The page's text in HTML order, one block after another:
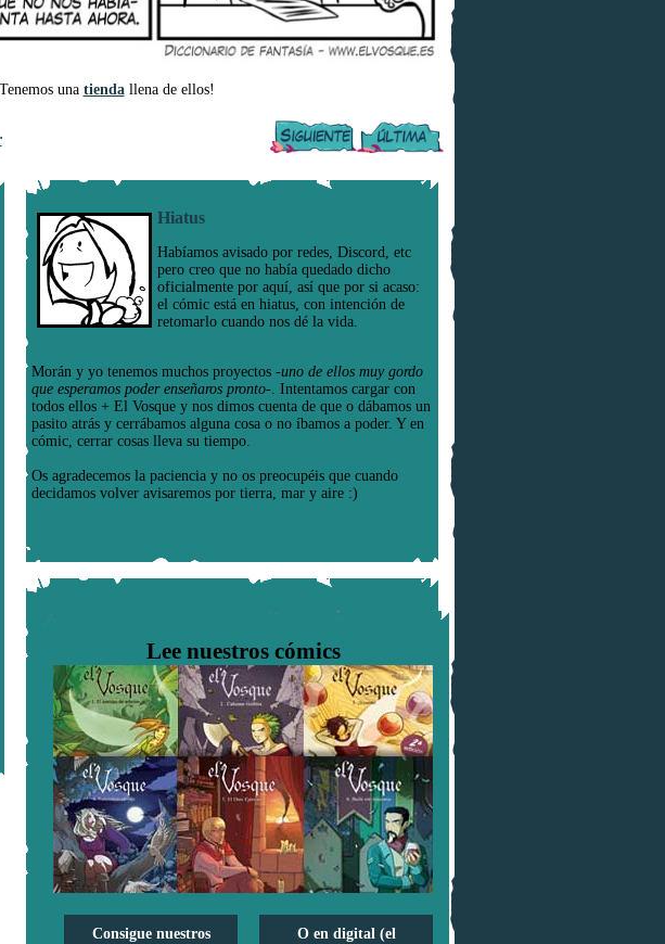
una tiendallena de ellos!
Hiatus
Habíamos avisado por redes, Discord, etc
pero creo que no había quedado dicho
oficialmente por aquí, así que por si acaso:
el cómic está en hiatus, con intención de
retomarlo cuando nos dé la vida.
Morán y yo tenemos muchos proyectos -uno de ellos muy gordo
que esperamos poder enseñaros pronto- . Intentamos cargar con
todos ellos + El Vosque y nos dimos cuenta de que o dábamos un
pasito atrás y cerrábamos alguna cosa o no íbamos a poder. Y en
cómic, cerrar cosas lleva su tiempo.
Os agradecemos la paciencia y no os preocupéis que cuando
decidamos volver avisaremos por tierra, mar y aire :)
Lee nuestros cómics
Consigue nuestros
O en digital (el